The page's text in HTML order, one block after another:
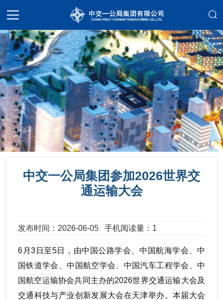
中交一公局集团参加2026世界交
通运输大会
发布时间：2026-06-05 手机阅读量：1
6月3日至5日，由中国公路学会、中国航海学会、中
国铁道学会、中国航空学会、中国汽车工程学会、中
国航空运输协会共同主办的2026世界交通运输大会及
交通科技与产业创新发展大会在天津举办。本届大会